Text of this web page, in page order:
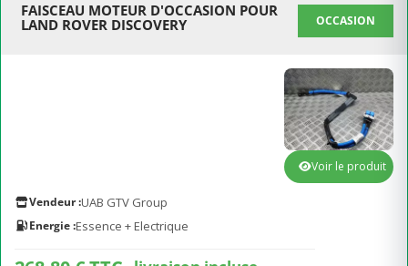
FAISCEAU MOTEUR D'OCCASION POUR
LAND ROVER DISCOVERY
OCCASION
Vendeur :UAB GTV Group
Energie :Essence + Electrique
Voir le produit